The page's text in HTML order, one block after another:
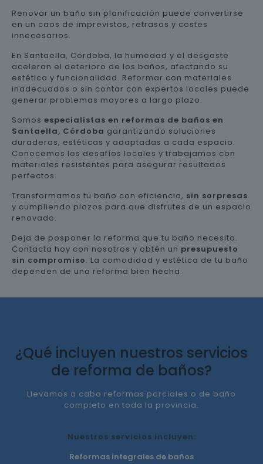
Renovar un baño sin planificación puede convertirse
en un caos de imprevistos, retrasos y costes
innecesarios.
En Santaella, Córdoba, la humedad y el desgaste
aceleran el deterioro de los baños, afectando su
estética y funcionalidad. Reformar con materiales
inadecuados o sin contar con expertos locales puede
generar problemas mayores a largo plazo.
Somos especialistas en reformas de baños en
Santaella, Córdoba garantizando soluciones
duraderas, estéticas y adaptadas a cada espacio.
Conocemos los desafíos locales y trabajamos con
materiales resistentes para asegurar resultados
perfectos.
Transformamos tu baño con eficiencia, sin sorpresas
y cumpliendo plazos para que disfrutes de un espacio
renovado.
Deja de posponer la reforma que tu baño necesita.
Contacta hoy con nosotros y obtén un presupuesto
sin compromiso. La comodidad y estética de tu baño
dependen de una reforma bien hecha.
¿Qué incluyen nuestros servicios
de reforma de baños?
Llevamos a cabo reformas parciales o de baño
completo en toda la provincia.
Nuestros servicios incluyen:
Reformas integrales de baños